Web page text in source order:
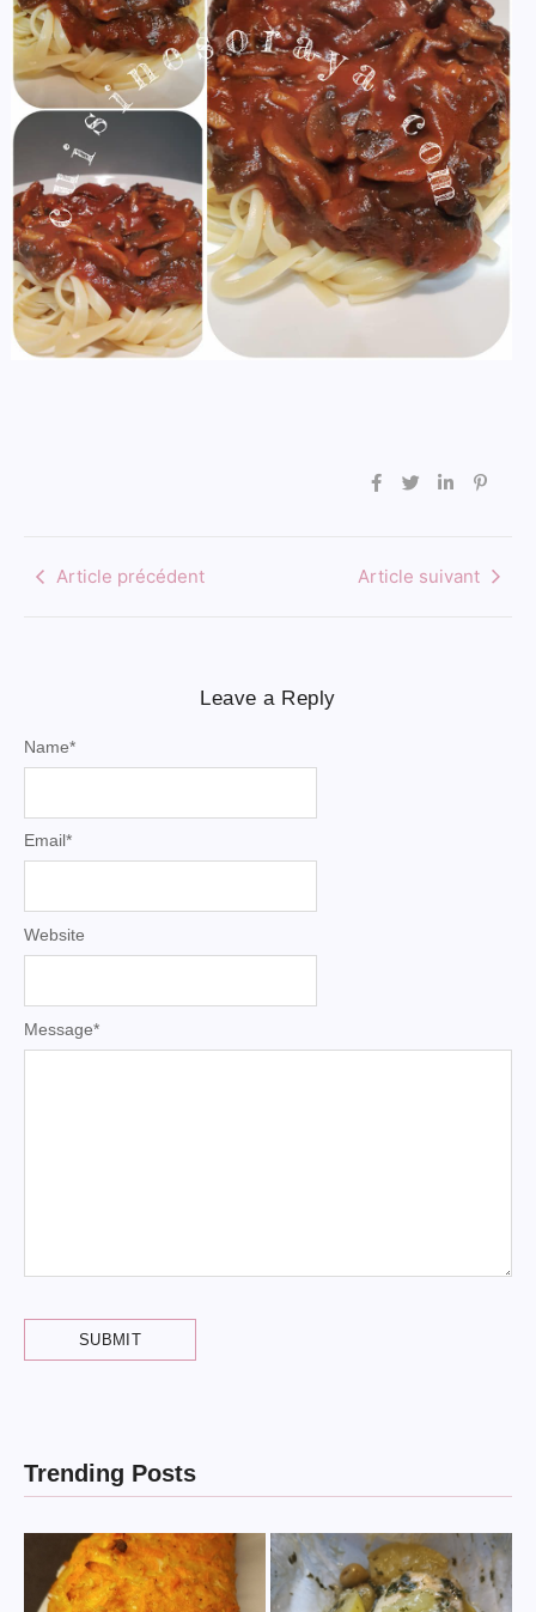
Article précédent Article suivant
Leave a Reply
Message*
Name*
Email*
Website
Trending Posts